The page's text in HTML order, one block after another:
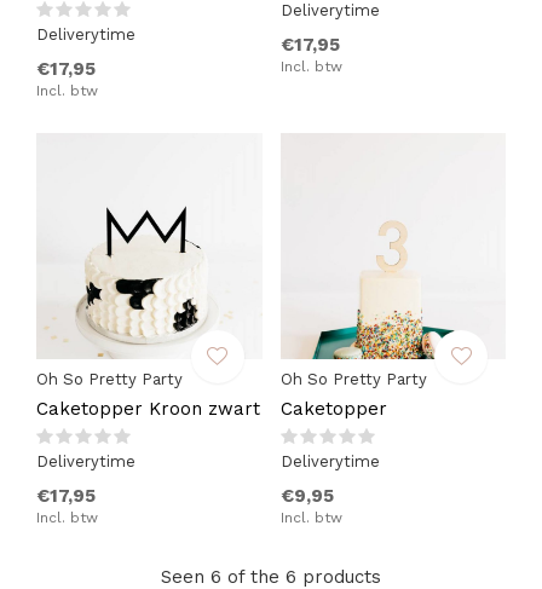
Deliverytime
€17,95
Incl. btw
Deliverytime
€17,95
Incl. btw
Oh So Pretty Party
Caketopper Kroon zwart
Deliverytime
€17,95
Incl. btw
Oh So Pretty Party
Caketopper
Deliverytime
€9,95
Incl. btw
Seen 6 of the 6 products